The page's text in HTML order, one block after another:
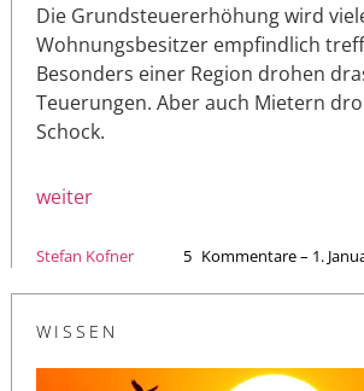
Die Grundsteuererhöhung wird
Wohnungsbesitzer empfindlich
Besonders einer Region drohen
Teuerungen. Aber auch Mietern
Schock.
weiter
Stefan Kofner 5 Kommentare – 1.
WISSEN